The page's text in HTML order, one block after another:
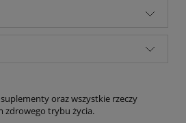
oraz wszystkie rzeczy
zdrowego trybu życia.